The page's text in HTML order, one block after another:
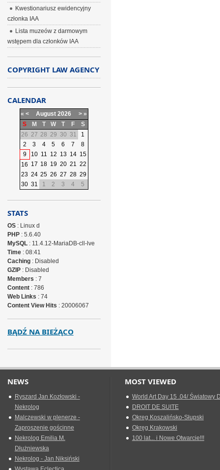
Kwestionariusz ewidencyjny
członka IAA
Lista muzeów z darmowym
wstępem dla członków IAA
COPYRIGHT LAW AGENCY
CALENDAR
« < August 2026 > »
S
M T W T F
S
26 27 28 29 30 31
1
2
3 4 5 6 7
8
9
10 11 12 13 14 15
16 17 18 19 20 21 22
23 24 25 26 27 28 29
30 31 1 2 3 4 5
STATS
OS: Linux d
PHP: 5.6.40
MySQL: 11.4.12-MariaDB-cll-lve
Time: 08:41
Caching: Disabled
GZIP: Disabled
Members : 7
Content: 786
Web Links : 74
Content View Hits : 20006067
BĄDŹ NA BIEŻĄCO
NEWS
Ryszard Jan Kozłowski -
Nekrolog
Malczewski w plenerze -
Zaproszenie gościnne
Nekrolog Emilia M.
Dłużniewska
Nekrolog - Jan Niksiński
MOST VIEWED
World Art Day 15 .04/ Światowy
DROIT DE SUITE
Okreg Koszalińsko-Słupski
Okręg Krakowski
100 lat... i Nowe Otwarcie!!!